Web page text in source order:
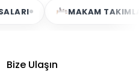
MAKAM TAKIMLARI
Bize Ulaşın